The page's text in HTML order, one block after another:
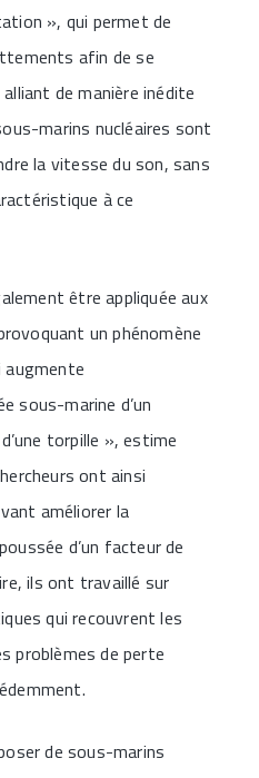
», qui permet de
afin de se
de manière inédite
marins nucléaires sont
la vitesse du son, sans
à ce
être appliquée aux
un phénomène
augmente
sous-marine d’un
torpille », estime
ont ainsi
améliorer la
d’un facteur de
ils ont travaillé sur
qui recouvrent les
problèmes de perte
de sous-marins